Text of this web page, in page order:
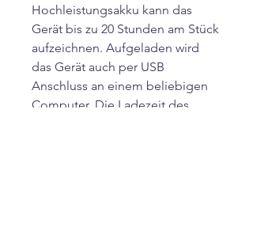
Hochleistungsakku kann das
Gerät bis zu 20 Stunden am Stück
aufzeichnen. Aufgeladen wird
das Gerät auch per USB
Anschluss an einem beliebigen
Computer. Die Ladezeit des